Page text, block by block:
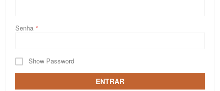
Senha
Show Password
ENTRAR